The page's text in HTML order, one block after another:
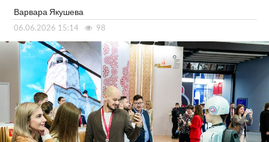
Варвара Якушева
06.06.2026 15:14 98